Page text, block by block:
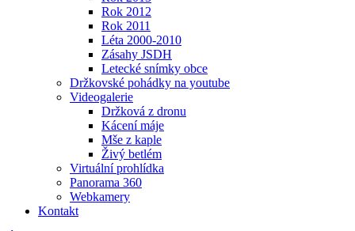
Rok 2012
Rok 2011
Léta 2000-2010
Zásahy JSDH
Letecké snímky obce
Držkovské pohádky na youtube
Videogalerie
Držková z dronu
Kácení máje
Mše z kaple
Živý betlém
Virtuální prohlídka
Panorama 360
Webkamery
Kontakt